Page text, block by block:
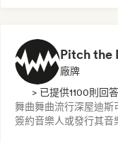
Pitch the
廠牌
> 已提供1100則回答
舞曲舞曲流行深屋迪斯
簽約音樂人或發行其音